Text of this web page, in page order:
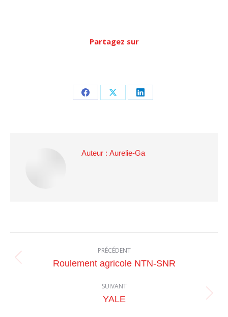
Partagez sur
PartagerPartagerPartager
Auteur : Aurelie-Ga
ARTICLE
PRÉCÉDENT
Article
:
Roulement agricole NTN-SNR
SUIVANT
Article
YALE